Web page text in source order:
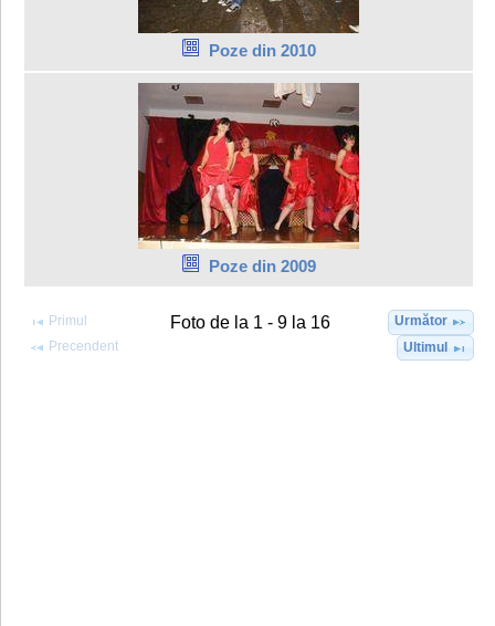
Poze din 2010
Poze din 2009
Primul
Precendent
Foto de la 1 - 9 la 16
Următor
Ultimul